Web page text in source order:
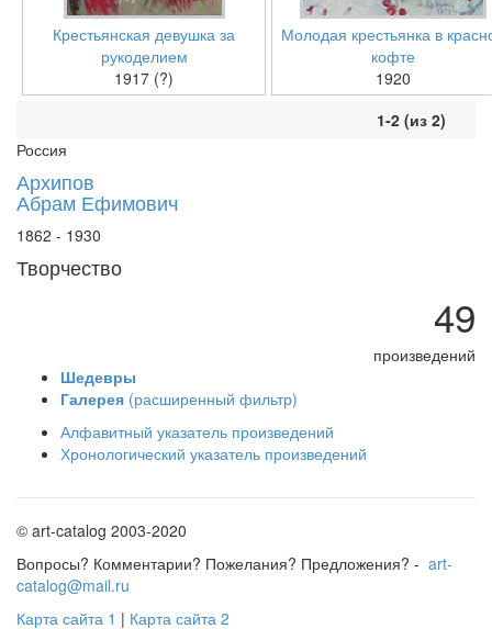
Крестьянская девушка за
рукоделием
1917 (?)
Молодая крестьянка в
кофте
1920
1-2 (из 2)
Россия
Архипов
Абрам Ефимович
1862 - 1930
Творчество
49
произведений
Шедевры
Галерея (расширенный фильтр)
Алфавитный указатель произведений
Хронологический указатель произведений
© art-catalog 2003-2020
Вопросы? Комментарии? Пожелания? Предложения? - art-
catalog@mail.ru
Карта сайта 1 | Карта сайта 2